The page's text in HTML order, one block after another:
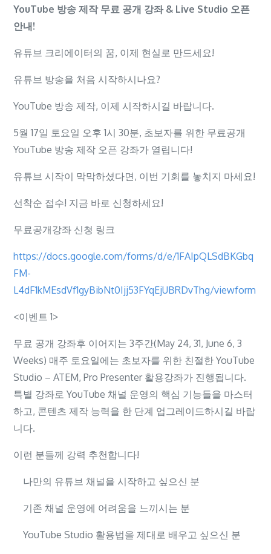
픈
YouTube 방송 제작 무료 공개 강좌 & Live Studio 오픈
안내!
유튜브 크리에이터의 꿈, 이제 현실로 만드세요!
유튜브 방송을 처음 시작하시나요?
YouTube 방송 제작, 이제 시작하시길 바랍니다.
5월 17일 토요일 오후 1시 30분, 초보자를 위한 무료공개
YouTube 방송 제작 오픈 강좌가 열립니다!
유튜브 시작이 막막하셨다면, 이번 기회를 놓치지 마세요!
선착순 접수! 지금 바로 신청하세요!
무료공개강좌 신청 링크
https://docs.google.com/forms/d/e/1FAIpQLSdBKGbq
FM-
L4dF1kMEsdVf1gyBibNt0Ijj53FYqEjUBRDvThg/viewform
<이벤트 1>
무료 공개 강좌후 이어지는 3주간(May 24, 31, June 6, 3
Weeks) 매주 토요일에는 초보자를 위한 친절한 YouTube
Studio – ATEM, Pro Presenter 활용강좌가 진행됩니다.
특별 강좌로 YouTube 채널 운영의 핵심 기능들을 마스터
하고, 콘텐츠 제작 능력을 한 단계 업그레이드하시길 바랍
니다.
이런 분들께 강력 추천합니다!
나만의 유튜브 채널을 시작하고 싶으신 분
기존 채널 운영에 어려움을 느끼시는 분
YouTube Studio 활용법을 제대로 배우고 싶으신 분